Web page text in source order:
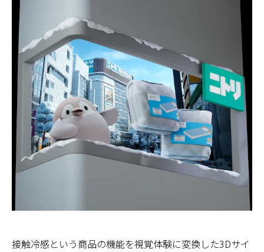
接触冷感という商品の機能を視覚体験に変換した3Dサイ